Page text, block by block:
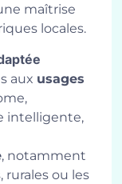
maîtrise
locales.
aux usages
intelligente,
, notamment
rurales ou les